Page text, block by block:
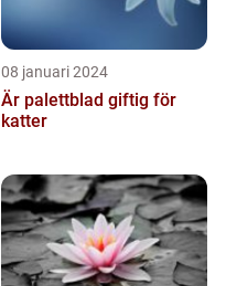
08 januari 2024
Är palettblad giftig för
katter